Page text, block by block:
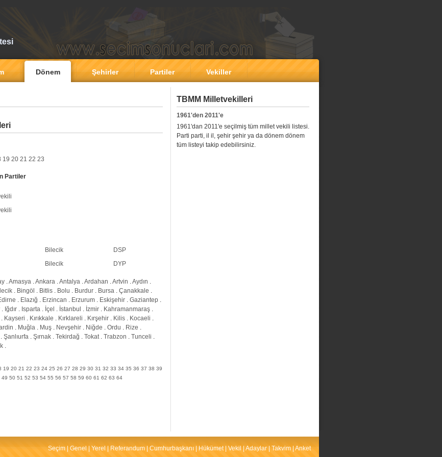
Dönem Şehirler Partiler Vekiller
19 20 21 22 23
Partiler
Bilecik
DSP
Bilecik DYP
.Amasya .Ankara .Antalya .Ardahan .Artvin .Aydın .
. Bingöl . Bitlis . Bolu . Burdur . Bursa . Çanakkale .
. Elazığ . Erzincan . Erzurum . Eskişehir . Gaziantep .
. Iğdır . Isparta . İçel . İstanbul . İzmir . Kahramanmaraş .
. Kayseri . Kırıkkale . Kırklareli . Kırşehir . Kilis . Kocaeli .
. Muğla . Muş . Nevşehir . Niğde . Ordu . Rize .
. Şanlıurfa . Şırnak . Tekirdağ . Tokat. Trabzon . Tunceli .
.
19 20 21 22 23 24 25 26 27 28 29 30 31 32 33 34 35 36 37 38 39
49 50 51 52 53 54 55 56 57 58 59 60 61 62 63 64
TBMM Milletvekilleri
1961'den 2011'e
1961'dan 2011'e seçilmiş tüm millet vekili listesi.
Parti parti, il il, şehir şehir ya da dönem dönem
tüm listeyi takip edebilirsiniz.
Seçim Genel Yerel Referandum Cumhurbaşkanı Hükümet| Vekil Adaylar Takvim Anket